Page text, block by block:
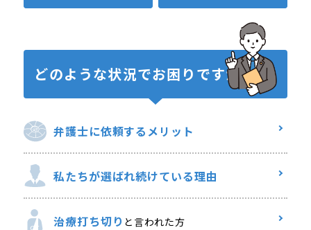
どのような状況でお困りですか？
弁護士に依頼するメリット
私たちが選ばれ続けている理由
治療打ち切り と言われた方